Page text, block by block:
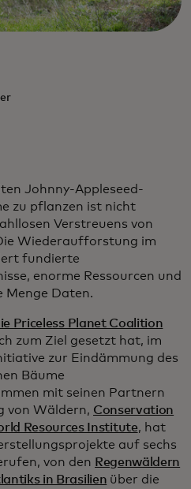
Johnny-Appleseed-
zu pflanzen ist nicht
Verstreuens von
Wiederaufforstung im
fundierte
enorme Ressourcen und
Menge Daten.
Priceless Planet Coalition
zum Ziel gesetzt hat, im
zur Eindämmung des
Bäume
mit seinen Partnern
von Wäldern, Conservation
Resources Institute, hat
auf sechs
von den Regenwäldern
in Brasilien über die